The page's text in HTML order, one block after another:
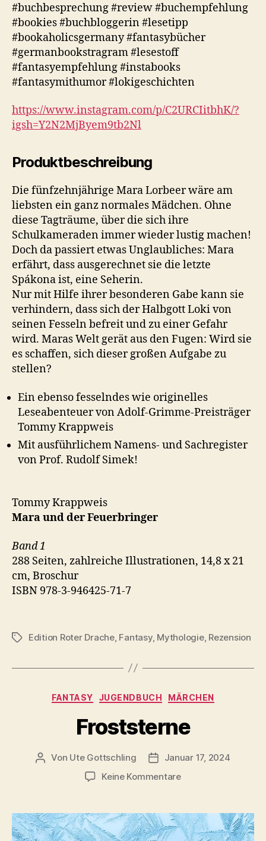
#buchbesprechung #review #buchempfehlung
#bookies #buchbloggerin #lesetipp
#bookaholicsgermany #fantasybücher
#germanbookstragram #lesestoff
#fantasyempfehlung #instabooks
#fantasymithumor #lokigeschichten
https://www.instagram.com/p/C2URCIitbhK/?
igsh=Y2N2MjByem9tb2Nl
Produktbeschreibung
Die fünfzehnjährige Mara Lorbeer wäre am
liebsten ein ganz normales Mädchen. Ohne
diese Tagträume, über die sich ihre
Schulkameraden immer wieder lustig machen!
Doch da passiert etwas Unglaubliches: Mara
erfährt, dass ausgerechnet sie die letzte
Spákona ist, eine Seherin.
Nur mit Hilfe ihrer besonderen Gabe kann sie
verhindern, dass sich der Halbgott Loki von
seinen Fesseln befreit und zu einer Gefahr
wird. Maras Welt gerät aus den Fugen: Wird sie
es schaffen, sich dieser großen Aufgabe zu
stellen?
Ein ebenso fesselndes wie originelles
Leseabenteuer von Adolf-Grimme-Preisträger
Tommy Krappweis
Mit ausführlichem Namens- und Sachregister
von Prof. Rudolf Simek!
Tommy Krappweis
Mara und der Feuerbringer
Band 1
288 Seiten, zahlreiche Illustrationen, 14,8 x 21
cm, Broschur
ISBN 978-3-946425-71-7
Schlagwörter
Edition Roter Drache, Fantasy, Mythologie, Rezension
Kategorien
FANTASY JUGENDBUCH MÄRCHEN
Froststerne
Beitragsautor
Von Ute Gottschling Veröffentlichungsdatum
Januar 17, 2024
Keine Kommentarezu